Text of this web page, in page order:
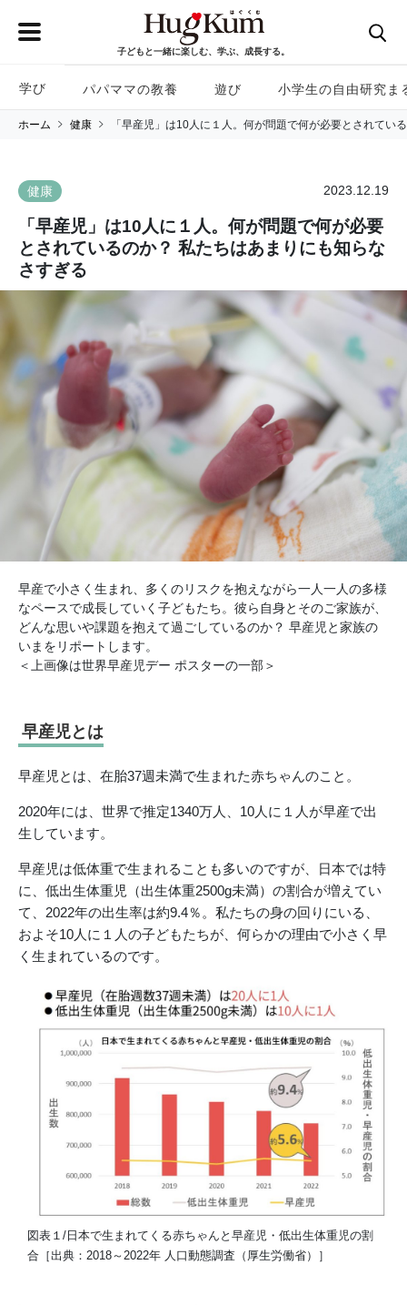
子どもと一緒に楽しむ、学ぶ、成長する。
学び パパママの教養 遊び 小学生の自由研究ま
ホーム 健康 「早産児」は10人に１人。何が問題で何が必要とされてい
健康 2023.12.19
「早産児」は10人に１人。何が問題で何が必要
とされているのか？ 私たちはあまりにも知らな
さすぎる
早産で小さく生まれ、多くのリスクを抱えながら一人一人の多様
なペースで成長していく子どもたち。彼ら自身とそのご家族が、
どんな思いや課題を抱えて過ごしているのか？ 早産児と家族の
いまをリポートします。
＜上画像は世界早産児デー ポスターの一部＞
早産児とは
早産児とは、在胎37週未満で生まれた赤ちゃんのこと。
2020年には、世界で推定1340万人、10人に１人が早産で出
生しています。
早産児は低体重で生まれることも多いのですが、日本では特
に、低出生体重児（出生体重2500g未満）の割合が増えてい
て、2022年の出生率は約9.4％。私たちの身の回りにいる、
およそ10人に１人の子どもたちが、何らかの理由で小さく早
く生まれているのです。
図表１/日本で生まれてくる赤ちゃんと早産児・低出生体重児の割
合［出典：2018～2022年 人口動態調査（厚生労働省）］